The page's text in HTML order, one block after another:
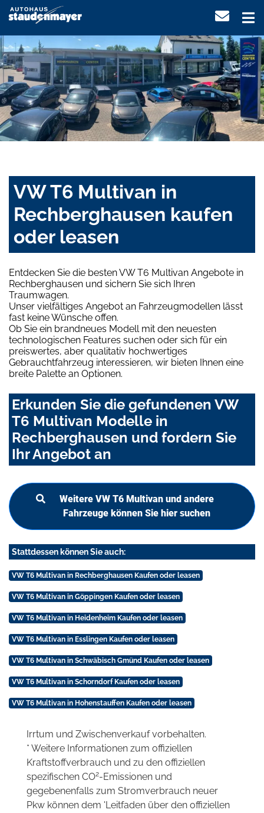
VW T6 Multivan in
Rechberghausen kaufen
oder leasen
Entdecken Sie die besten VW T6 Multivan Angebote in
Rechberghausen und sichern Sie sich Ihren
Traumwagen.
Unser vielfältiges Angebot an Fahrzeugmodellen lässt
fast keine Wünsche offen.
Ob Sie ein brandneues Modell mit den neuesten
technologischen Features suchen oder sich für ein
preiswertes, aber qualitativ hochwertiges
Gebrauchtfahrzeug interessieren, wir bieten Ihnen eine
breite Palette an Optionen.
Erkunden Sie die gefundenen VW
T6 Multivan Modelle in
Rechberghausen und fordern Sie
Ihr Angebot an
Weitere VW T6 Multivan und andere
Fahrzeuge können Sie hier suchen
Stattdessen können Sie auch:
VW T6 Multivan in Rechberghausen Kaufen oder leasen
VW T6 Multivan in Göppingen Kaufen oder leasen
VW T6 Multivan in Heidenheim Kaufen oder leasen
VW T6 Multivan in Esslingen Kaufen oder leasen
VW T6 Multivan in Schwäbisch Gmünd Kaufen oder leasen
VW T6 Multivan in Schorndorf Kaufen oder leasen
VW T6 Multivan in Hohenstauffen Kaufen oder leasen
Irrtum und Zwischenverkauf vorbehalten.
* Weitere Informationen zum offiziellen
Kraftstoffverbrauch und zu den offiziellen
spezifischen CO2-Emissionen und
gegebenenfalls zum Stromverbrauch neuer
Pkw können dem 'Leitfaden über den offiziellen